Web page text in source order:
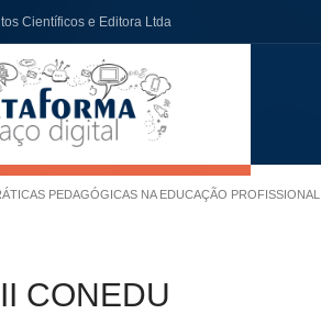
Científicos e Editora Ltda
PEDAGÓGICAS NA EDUCAÇÃO
CONEDU